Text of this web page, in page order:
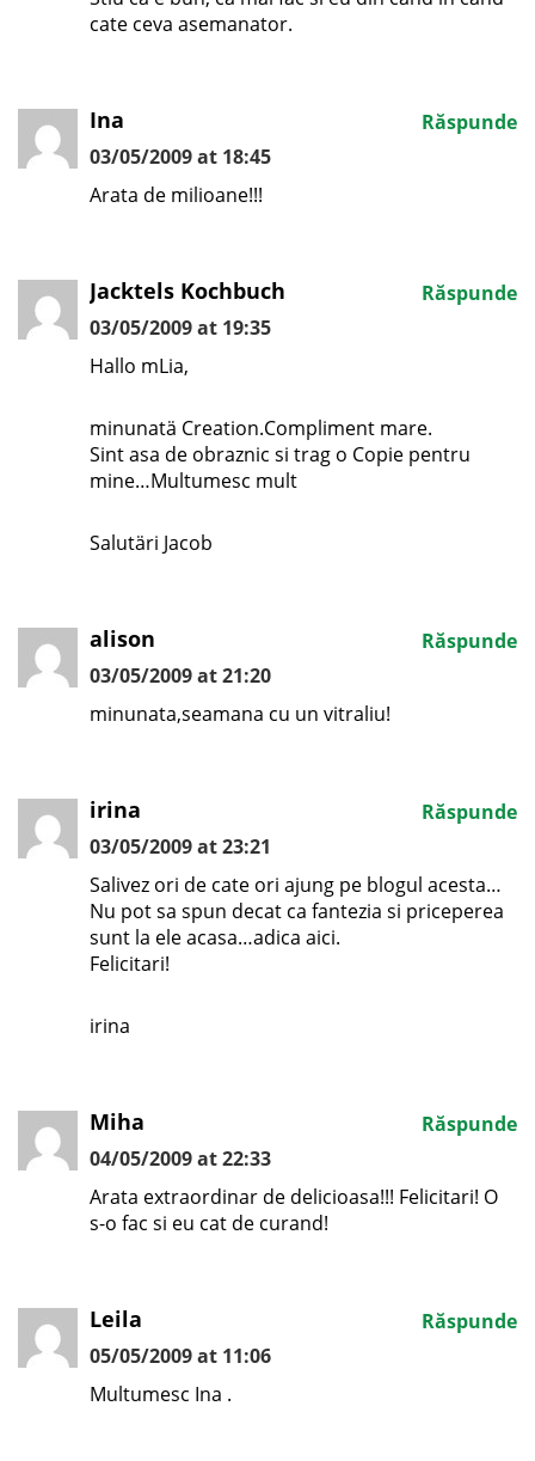
cate ceva asemanator.
Ina
03/05/2009 at 18:45
Arata de milioane!!!
Răspunde
Jacktels Kochbuch
03/05/2009 at 19:35
Hallo mLia,
minunatä Creation.Compliment mare.
Sint asa de obraznic si trag o Copie pentru
mine…Multumesc mult
Salutäri Jacob
Răspunde
alison
03/05/2009 at 21:20
minunata,seamana cu un vitraliu!
Răspunde
irina
03/05/2009 at 23:21
Salivez ori de cate ori ajung pe blogul acesta…
Nu pot sa spun decat ca fantezia si priceperea
sunt la ele acasa…adica aici.
Felicitari!
irina
Răspunde
Miha
04/05/2009 at 22:33
Arata extraordinar de delicioasa!!! Felicitari! O
s-o fac si eu cat de curand!
Răspunde
Leila
05/05/2009 at 11:06
Multumesc Ina .
Răspunde